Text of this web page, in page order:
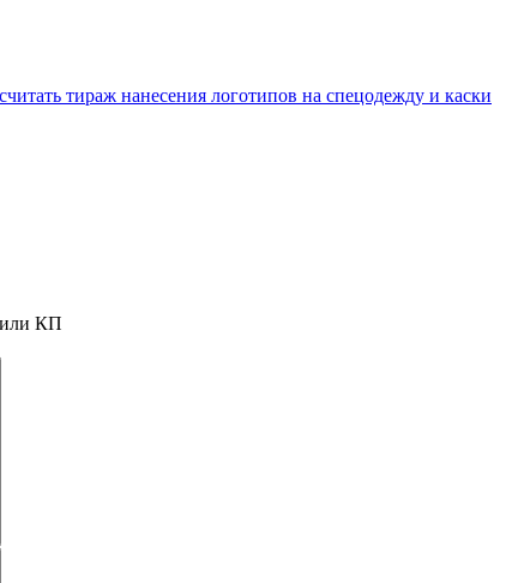
тираж нанесения логотипов на спецодежду и каски
или КП